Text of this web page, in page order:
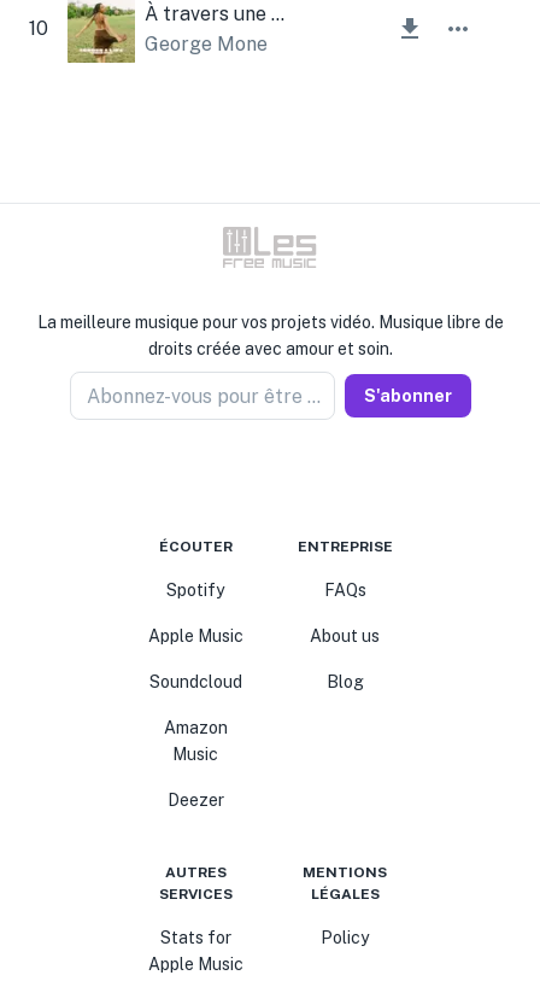
10
À travers une vie
George Mone
La meilleure musique pour vos projets vidéo. Musique libre de
droits créée avec amour et soin.
Abonnez-vous pour être informé S'abonner
ÉCOUTER
Spotify
Apple Music
Soundcloud
Amazon
Music
Deezer
ENTREPRISE
FAQs
About us
Blog
AUTRES
SERVICES
Stats for
Apple Music
MENTIONS
LÉGALES
Policy